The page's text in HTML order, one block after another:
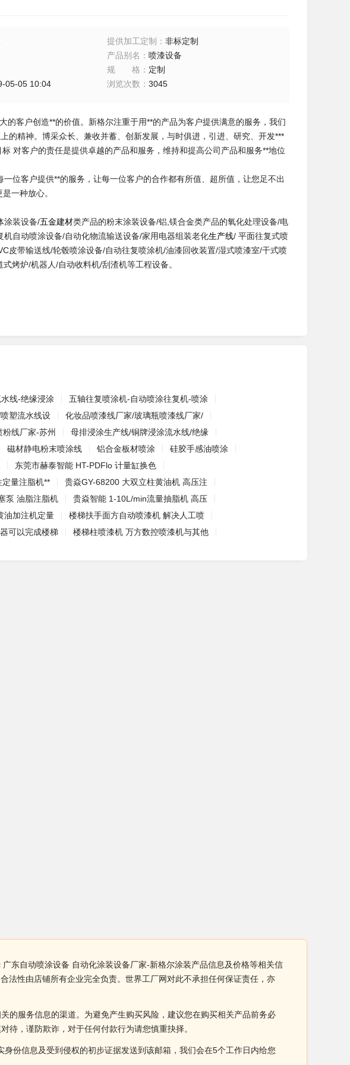
提供加工定制 ：非标定制
产品别名 ：喷漆设备
规格 ： 定制
05-05 10:04 浏览次数 ：3045
客户创造**的价值。新格尔注重于用**的产品为客户提供满意的服务，我们
的精神。博采众长、兼收并蓄、创新发展，与时俱进，引进、研究、开发***
对客户的责任是提供卓越的产品和服务，维持和提高公司产品和服务**地位
一位客户提供**的服务，让每一位客户的合作都有所值、超所值，让您足不出
一种放心。
涂装设备/五金建材类产品的粉末涂装设备/铝,镁合金类产品的氧化处理设备/电
自动喷涂设备/自动化物流输送设备/家用电器组装老化生产线/ 平面往复式喷
皮带输送线/轮毂喷涂设备/自动往复喷涂机/油漆回收装置/湿式喷漆室/干式喷
烤炉/机器人/自动收料机/刮渣机等工程设备。
线-绝缘浸涂
五轴往复喷涂机-自动喷涂往复机-喷涂
塑流水线设
化妆品喷漆线厂家/玻璃瓶喷漆线厂家/
线厂家-苏州
母排浸涂生产线/铜牌浸涂流水线/绝缘
磁材静电粉末喷涂线 铝合金板材喷涂
硅胶手感油喷涂
东莞市赫泰智能 HT-PDFlo 计量缸换色
量注脂机**
贵焱GY-68200 大双立柱黄油机 高压注
泵 油脂注脂机
贵焱智能 1-10L/min流量抽脂机 高压
油加注机定量
楼梯扶手面方自动喷漆机 解决人工喷
可以完成楼梯 楼梯柱喷漆机 万方数控喷漆机与其他
东自动喷涂设备 自动化涂装设备厂家-新格尔涂装产品信息及价格等相关信
法性由店铺所有企业完全负责。世界工厂网对此不承担任何保证责任，亦
的服务信息的渠道。为避免产生购买风险，建议您在购买相关产品前务必
待，谨防欺诈，对于任何付款行为请您慎重抉择。
份信息及受到侵权的初步证据发送到该邮箱，我们会在5个工作日内给您